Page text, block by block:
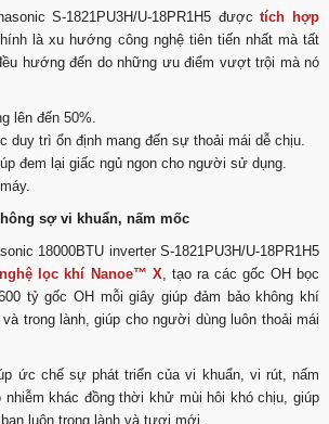
S-1821PU3H/U-18PR1H5 đượctích hợp
là xu hướng công nghệ tiên tiến nhất mà tất
hướng đến do những ưu điểm vượt trội mà nó
lên đến 50%.
duy trì ổn định mang đến sự thoải mái dễ chịu.
đem lại giấc ngủ ngon cho người sử dụng.
sợ vi khuẩn, nấm mốc
18000BTU inverter S-1821PU3H/U-18PR1H5
lọc khí Nanoe™ X , tạo ra các gốc OH bọc
tỷ gốc OH mỗi giây giúp đảm bảo không khí
trong lành, giúp cho người dùng luôn thoải mái
ức chế sự phát triển của vi khuẩn, vi rút, nấm
khác đồng thời khử mùi hôi khó chịu, giúp
luôn trong lành và tươi mới.